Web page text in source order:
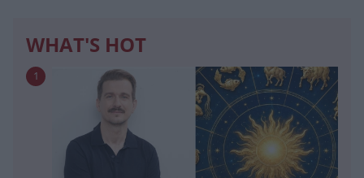
WHAT'S HOT
1